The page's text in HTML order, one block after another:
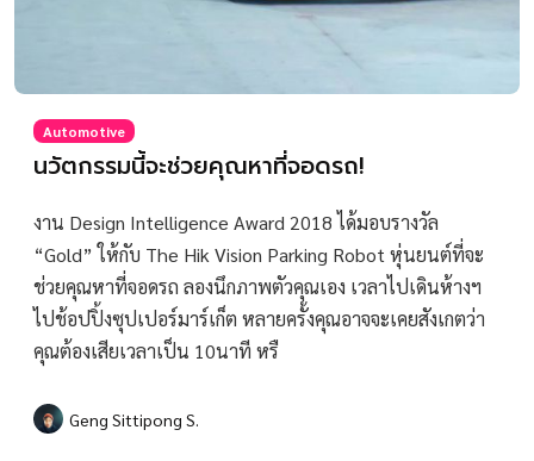
Automotive
นวัตกรรมนี้จะช่วยคุณหาที่จอดรถ!
งาน Design Intelligence Award 2018 ได้มอบรางวัล
“Gold” ให้กับ The Hik Vision Parking Robot หุ่นยนต์ที่จะ
ช่วยคุณหาที่จอดรถ ลองนึกภาพตัวคุณเอง เวลาไปเดินห้างฯ
ไปช้อปปิ้งซุปเปอร์มาร์เก็ต หลายครั้งคุณอาจจะเคยสังเกตว่า
คุณต้องเสียเวลาเป็น 10นาที หรื
Geng Sittipong S.